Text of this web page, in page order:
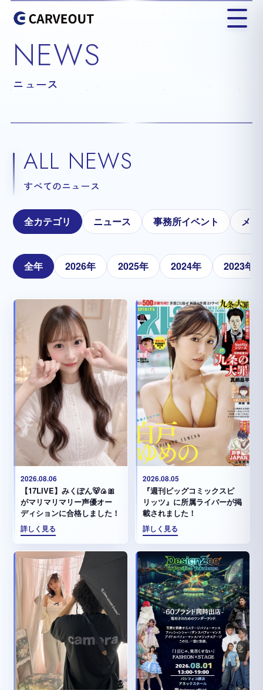
NEWS
ニュース
ALL NEWS
すべてのニュース
全カテゴリ ニュース 事務所イベント メ
全年 2026年 2025年 2024年 2023年
2026.08.06
【17LIVE】みくぽん🐻🍙🎀
がマリマリマリー声優オー
ディションに合格しました！
詳しく見る
2026.08.05
『週刊ビッグコミックスピ
リッツ』に所属ライバーが掲
載されました！
詳しく見る